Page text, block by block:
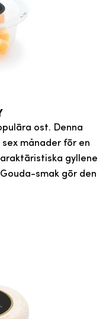
ost. Denna
månader för en
gyllene
smak gör den